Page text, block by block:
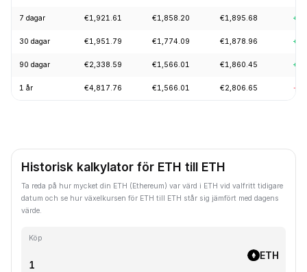
7 dagar €1,921.61 €1,858.20 €1,895.68
30 dagar €1,951.79 €1,774.09 €1,878.96
90 dagar €2,338.59 €1,566.01 €1,860.45
1 år €4,817.76 €1,566.01 €2,806.65 -
Historisk kalkylator för ETH till ETH
Ta reda på hur mycket din ETH (Ethereum) var värd i ETH vid valfritt tidigare
datum och se hur växelkursen för ETH till ETH står sig jämfört med dagens
värde.
Köp
ETH